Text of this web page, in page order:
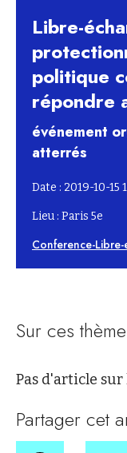
Libre-
politique
répondre
événement
atterrés
Date : 2019-10-15
Lieu : Paris 5e
Conference-
Sur ces
Pas d'article
Partager cet